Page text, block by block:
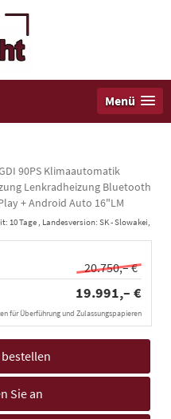
Menü
90PS Klimaautomatik
Lenkradheizung Bluetooth
+ Android Auto 16"LM
10 Tage , Landesversion: SK - Slowakei,
20.750,– €
19.991,– €
für Überführung und Zulassungspapieren
Sie an